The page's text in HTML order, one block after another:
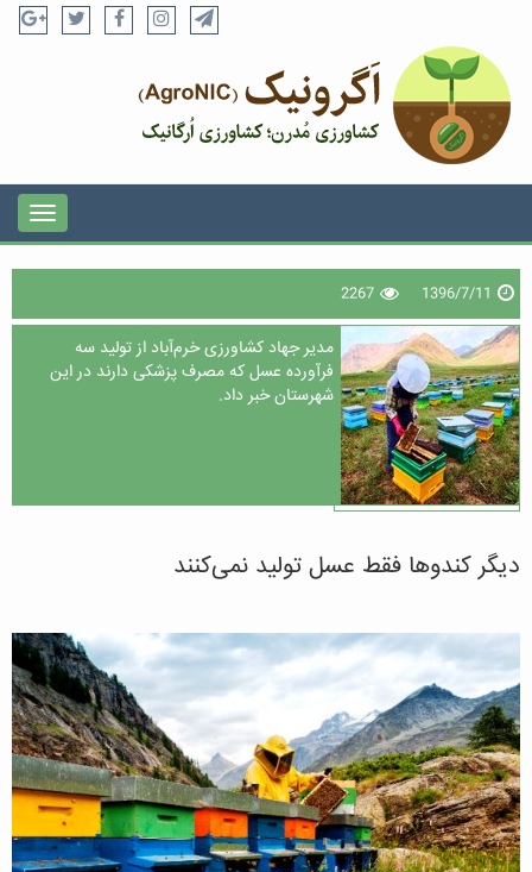
1396/7/11
2267
مدیر جهاد کشاورزی خرم‌آباد از تولید سه
فرآورده عسل که مصرف پزشکی دارند در این
شهرستان خبر داد.
دیگر کندوها فقط عسل تولید نمی‌کنند